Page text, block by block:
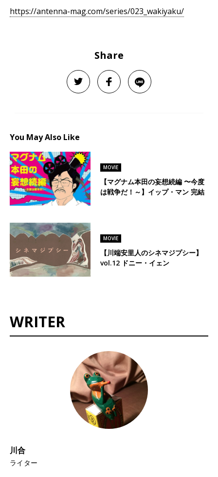
https://antenna-mag.com/series/023_wakiyaku/
Share
You May Also Like
MOVIE
【マグナム本田の妄想続編 〜今度
は戦争だ！～】イップ・マン 完結
MOVIE
【川端安里人のシネマジプシー】
vol.12 ドニー・イェン
WRITER
川合
ライター